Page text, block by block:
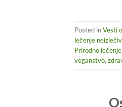
Posted inVesti
lečenje
Prirodno lečenje,
veganstvo,